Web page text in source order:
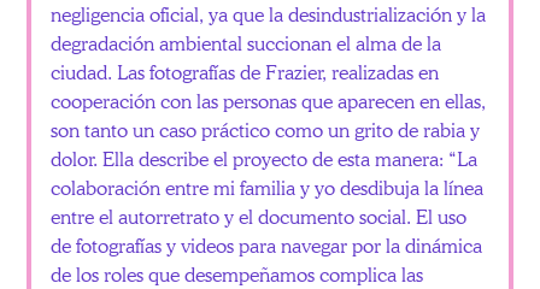
negligencia oficial, ya que la desindustrialización y la
degradación ambiental succionan el alma de la
ciudad. Las fotografías de Frazier, realizadas en
cooperación con las personas que aparecen en ellas,
son tanto un caso práctico como un grito de rabia y
dolor. Ella describe el proyecto de esta manera: “La
colaboración entre mi familia y yo desdibuja la línea
entre el autorretrato y el documento social. El uso
de fotografías y videos para navegar por la dinámica
de los roles que desempeñamos complica las